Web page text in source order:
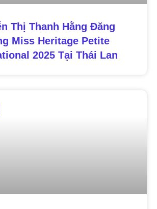
Thị Thanh Hằng Đăng
Miss Heritage Petite
2025 Tại Thái Lan